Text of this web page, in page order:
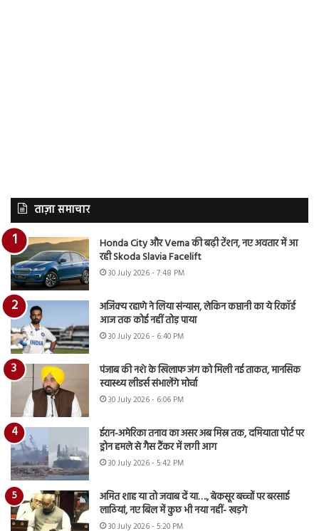
ताज़ा समाचार
Honda City और Verna की बढ़ी टेंशन, नए अवतार में आ
रही Skoda Slavia Facelift
30 July 2026 - 7:48 PM
अजिंक्य रहाणे ने लिया संन्यास, लेकिन कप्तानी का ये रिकॉर्ड
आज तक कोई नहीं तोड़ पाया
30 July 2026 - 6:40 PM
पंजाब की नशे के खिलाफ जंग को मिली नई ताकत, मानसिक
स्वास्थ्य लीडर्स संभालेंगे मोर्चा
30 July 2026 - 6:06 PM
ईरान-अमेरिका तनाव का असर अब मिस्र तक, दमियाता पोर्ट पर
ड्रोन हमले से गैस टैंकर में लगी आग
30 July 2026 - 5:42 PM
अमित शाह या तो जवाब दें या…., बेकसूर बच्चों पर बरसाई
लाठियां, नए बिल में कुछ भी नया नहीं- खड़गे
30 July 2026 - 5:20 PM